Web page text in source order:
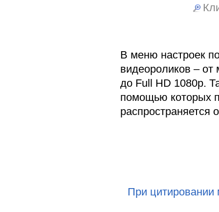
В меню настроек
видеороликов –
до Full HD 1080p.
помощью которых
распространяется
При цитировании